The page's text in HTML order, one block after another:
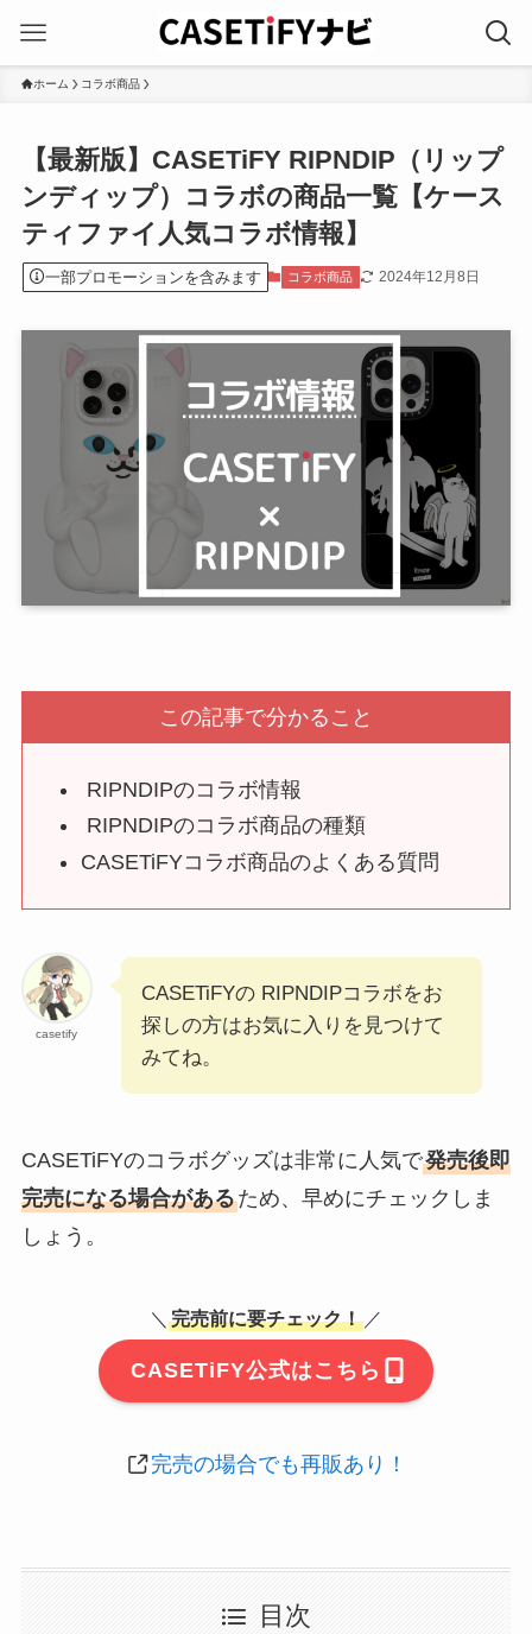
ホーム コラボ商品
【最新版】CASETiFY RIPNDIP（リップ
ンディップ）コラボの商品一覧【ケース
ティファイ人気コラボ情報】
一部プロモーションを含みます コラボ商品 2024年12月8日
この記事で分かること
RIPNDIPのコラボ情報
RIPNDIPのコラボ商品の種類
CASETiFYコラボ商品のよくある質問
casetify
CASETiFYの RIPNDIPコラボをお
探しの方はお気に入りを見つけて
みてね。
CASETiFYのコラボグッズは非常に人気で発売後即
完売になる場合があるため、早めにチェックしま
しょう。
＼ 完売前に要チェック！ ／
CASETiFY公式はこちら
完売の場合でも再販あり！
目次